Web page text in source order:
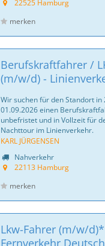
22525 Hamburg
merken
Berufskraftfahrer /
(m/w/d) -
Wir suchen für den Standort
01.09.2026 einen
unbefristet und in Vollzeit für
Nachttour im Linienverkehr.
KARL JÜRGENSEN
Nahverkehr
22113 Hamburg
merken
Lkw-Fahrer (m/w/
Fernverkehr